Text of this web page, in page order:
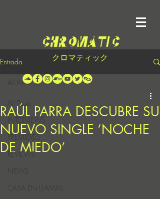
クロマティック
Entrada
All Posts
INTERVIEWS
PREMIERES
REVIEWS
CASA EN LLAMAS
All Posts
RAÚL PARRA DESCUBRE SU
NUEVO SINGLE ‘NOCHE
DE MIEDO’